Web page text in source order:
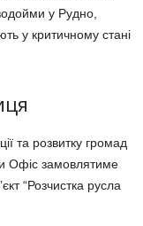
у Рудно,
у критичному стані
та розвитку громад
Офіс замовлятиме
“Розчистка русла